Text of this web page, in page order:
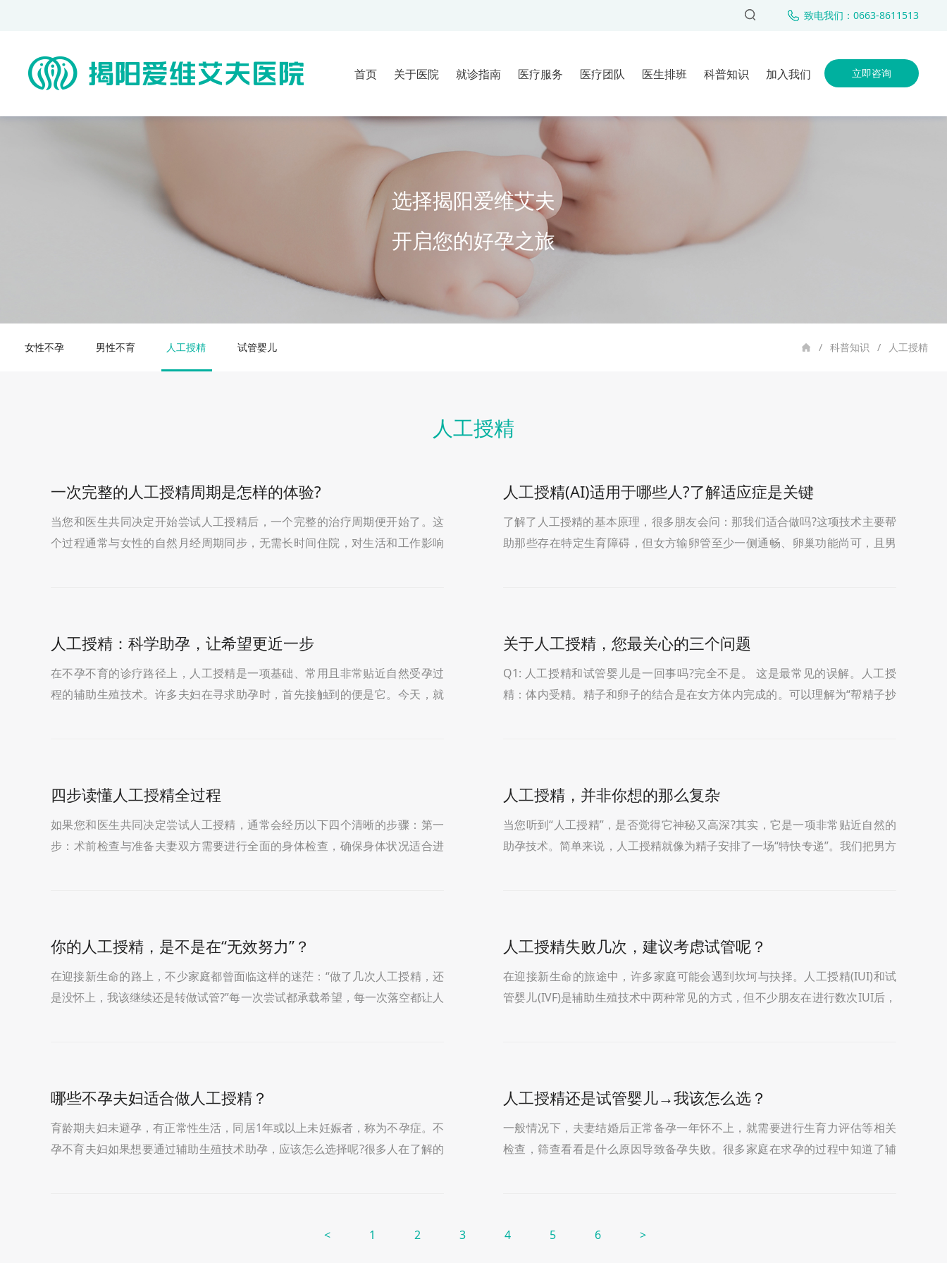
致电我们：0663-8611513
立即咨询
首页 关于医院
医院介绍
新闻动态
就诊指南
就诊流程
常见问题
医疗服务
不孕不育门诊
辅助生殖妇科
辅助生殖男科
生殖中医科
疑难门诊
早孕门诊
医疗团队
临床团队
医技团队
医生排班 科普知识
女性不孕
人工授精
加入我们
选择揭阳爱维艾夫
开启您的好孕之旅
/ 科普知识 / 人工授精
女性不孕 男性不育 人工授精 试管婴儿
人工授精
一次完整的人工授精周期是怎样的体验?
当您和医生共同决定开始尝试人工授精后，一个完整的治疗周期便开始了。这
个过程通常与女性的自然月经周期同步，无需长时间住院，对生活和工作影响
人工授精(AI)适用于哪些人?了解适应症是关键
了解了人工授精的基本原理，很多朋友会问：那我们适合做吗?这项技术主要帮
助那些存在特定生育障碍，但女方输卵管至少一侧通畅、卵巢功能尚可，且男
人工授精：科学助孕，让希望更近一步
在不孕不育的诊疗路径上，人工授精是一项基础、常用且非常贴近自然受孕过
程的辅助生殖技术。许多夫妇在寻求助孕时，首先接触到的便是它。今天，就
关于人工授精，您最关心的三个问题
Q1: 人工授精和试管婴儿是一回事吗?完全不是。 这是最常见的误解。人工授
精：体内受精。精子和卵子的结合是在女方体内完成的。可以理解为“帮精子抄
四步读懂人工授精全过程
如果您和医生共同决定尝试人工授精，通常会经历以下四个清晰的步骤：第一
步：术前检查与准备夫妻双方需要进行全面的身体检查，确保身体状况适合进
人工授精，并非你想的那么复杂
当您听到“人工授精”，是否觉得它神秘又高深?其实，它是一项非常贴近自然的
助孕技术。简单来说，人工授精就像为精子安排了一场“特快专递”。我们把男方
你的人工授精，是不是在“无效努力”？
在迎接新生命的路上，不少家庭都曾面临这样的迷茫：“做了几次人工授精，还
是没怀上，我该继续还是转做试管?”每一次尝试都承载希望，每一次落空都让人
人工授精失败几次，建议考虑试管呢？
在迎接新生命的旅途中，许多家庭可能会遇到坎坷与抉择。人工授精(IUI)和试
管婴儿(IVF)是辅助生殖技术中两种常见的方式，但不少朋友在进行数次IUI后，
哪些不孕夫妇适合做人工授精？
育龄期夫妇未避孕，有正常性生活，同居1年或以上未妊娠者，称为不孕症。不
孕不育夫妇如果想要通过辅助生殖技术助孕，应该怎么选择呢?很多人在了解的
人工授精还是试管婴儿→我该怎么选？
一般情况下，夫妻结婚后正常备孕一年怀不上，就需要进行生育力评估等相关
检查，筛查看看是什么原因导致备孕失败。很多家庭在求孕的过程中知道了辅
< 1 2 3 4 5 6 >